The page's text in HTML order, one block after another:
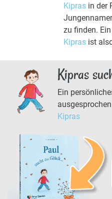
Kipras in der
zu finden.
Kipras ist
Kipras
Ein
Kipras